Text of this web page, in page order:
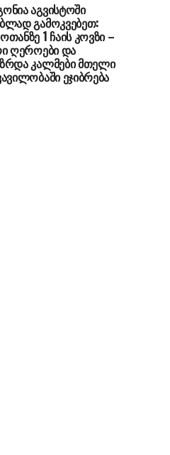
აგვისტოში
გამოკვებეთ:
1 ჩაის კოვზი –
ღეროები და
კალმები მთელი
ეჯიბრება